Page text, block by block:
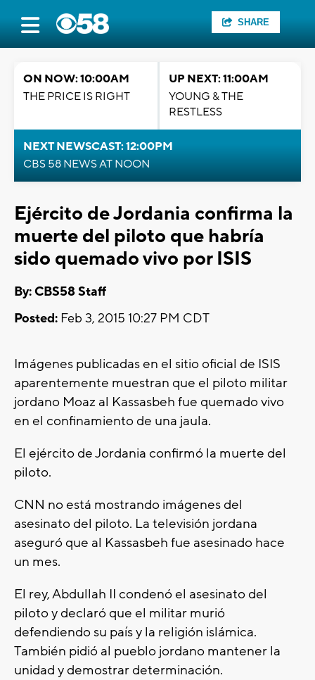
SHARE
ON NOW: 10:00AM
THE PRICE IS RIGHT
UP NEXT: 11:00AM
YOUNG & THE
RESTLESS
NEXT NEWSCAST: 12:00PM
CBS 58 NEWS AT NOON
Ejército de Jordania confirma la
muerte del piloto que habría
sido quemado vivo por ISIS
By: CBS58 Staff
Posted: Feb 3, 2015 10:27 PM CDT
Imágenes publicadas en el sitio oficial de ISIS
aparentemente muestran que el piloto militar
jordano Moaz al Kassasbeh fue quemado vivo
en el confinamiento de una jaula.
El ejército de Jordania confirmó la muerte del
piloto.
CNN no está mostrando imágenes del
asesinato del piloto. La televisión jordana
aseguró que al Kassasbeh fue asesinado hace
un mes.
El rey, Abdullah II condenó el asesinato del
piloto y declaró que el militar murió
defendiendo su país y la religión islámica.
También pidió al pueblo jordano mantener la
unidad y demostrar determinación.